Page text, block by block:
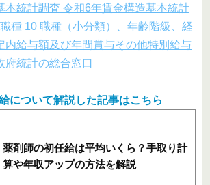
本統計調査 令和6年賃金構造基本統計
種 10 職種（小分類）、年齢階級、経
内給与額及び年間賞与その他特別給与
府統計の総合窓口
について解説した記事はこちら
薬剤師の初任給は平均いくら？手取り計
算や年収アップの方法を解説